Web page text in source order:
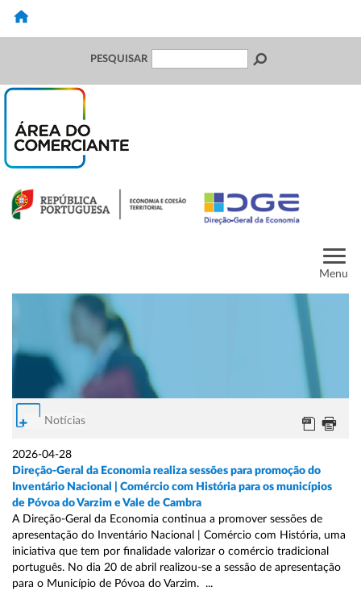
PESQUISAR
Menu
Notícias
2026-04-28
Direção-Geral da Economia realiza sessões para promoção do
Inventário Nacional | Comércio com História para os municípios
de Póvoa do Varzim e Vale de Cambra
A Direção-Geral da Economia continua a promover sessões de
apresentação do Inventário Nacional | Comércio com História, uma
iniciativa que tem por finalidade valorizar o comércio tradicional
português. No dia 20 de abril realizou-se a sessão de apresentação
para o Município de Póvoa do Varzim. ...